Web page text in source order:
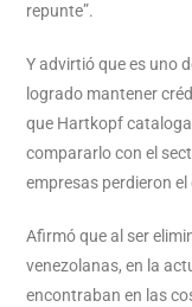
repunte”.
Y advirtió que es uno
logrado mantener
que Hartkopf
compararlo con el
empresas perdieron
Afirmó que al ser
venezolanas, en la
encontraban en las